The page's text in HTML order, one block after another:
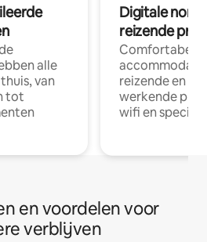
alle
van
tot
Digitale
reizende
Comfortabele
reizende en
werkende
wifi en
en voordelen voor
verblijven